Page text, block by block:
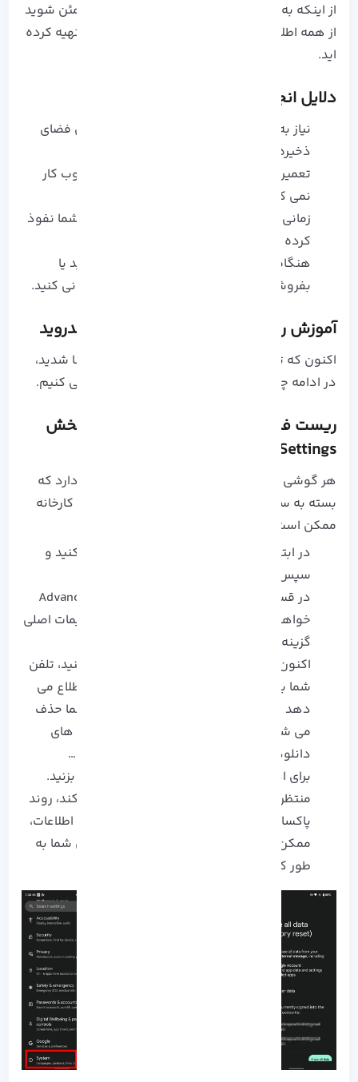
از اینکه به پاک کردن تلفن
بپردازید، مطمئن شوید
از همه اطلاعات و داده های خود نسخه پشتیبان تهیه کرده
اید.
دلایل انجام ریست فکتوری
نیاز به پاک کردن فضای حافظه برای آزاد شدن فضای
ذخیره سازی
تعمیر کردن گوشی اندروید که به شکل مطلوب کار
نمی کند.
زمانی که ویروس یا بدافزاری که به دستگاه شما نفوذ
کرده باشد.
هنگامی که گوشی را به شخص دیگری بدهید یا
بفروشید باید آن را به تنظیمات کارخانه بازنشانی کنید.
آموزش ریست فکتوری در گوشی های اندروید
اکنون که تا حدودی با مفهوم ریست فکتوری آشنا شدید،
در ادامه چندین روش کاربردی برای آن را بررسی می کنیم.
ریست فکتوری گوشی اندروید از طریق بخش
Settings
هر گوشی اندروید روشی برای پاک کردن اطلاعات دارد که
بسته به سازنده دستگاه، جای گزینه تنظیم مجدد کارخانه
ممکن است متفاوت باشد.
در ابتدا برنامه تنظیمات را در گوشی خود باز کنید و
سپس به بخش System بروید.
در قسمت System گزینه های Reset را در Advanced
خواهید دید. گوشی های سامسونگ در تنظیمات اصلی
گزینه های Backup و Reset را دارند.
اکنون گزینه Erase all data را مشاهده می کنید، تلفن
شما برای تایید درخواست می کند و به شما اطلاع می
دهد که همه چیز در حافظه داخلی گوشی شما حذف
می شود، از جمله حساب های Google، برنامه های
دانلود شده، تنظیمات، موسیقی، عکس ها و…
برای ادامه بر روی گزینه Erase all data ضربه بزنید.
منتظر بمانید تا سیستم تمام داده ها را پاک کند، روند
پاکسازی را قطع نکنید بسته به مقدار داده و اطلاعات،
ممکن است چند دقیقه طول بکشد تا گوشی شما به
طور کامل پاک شود.